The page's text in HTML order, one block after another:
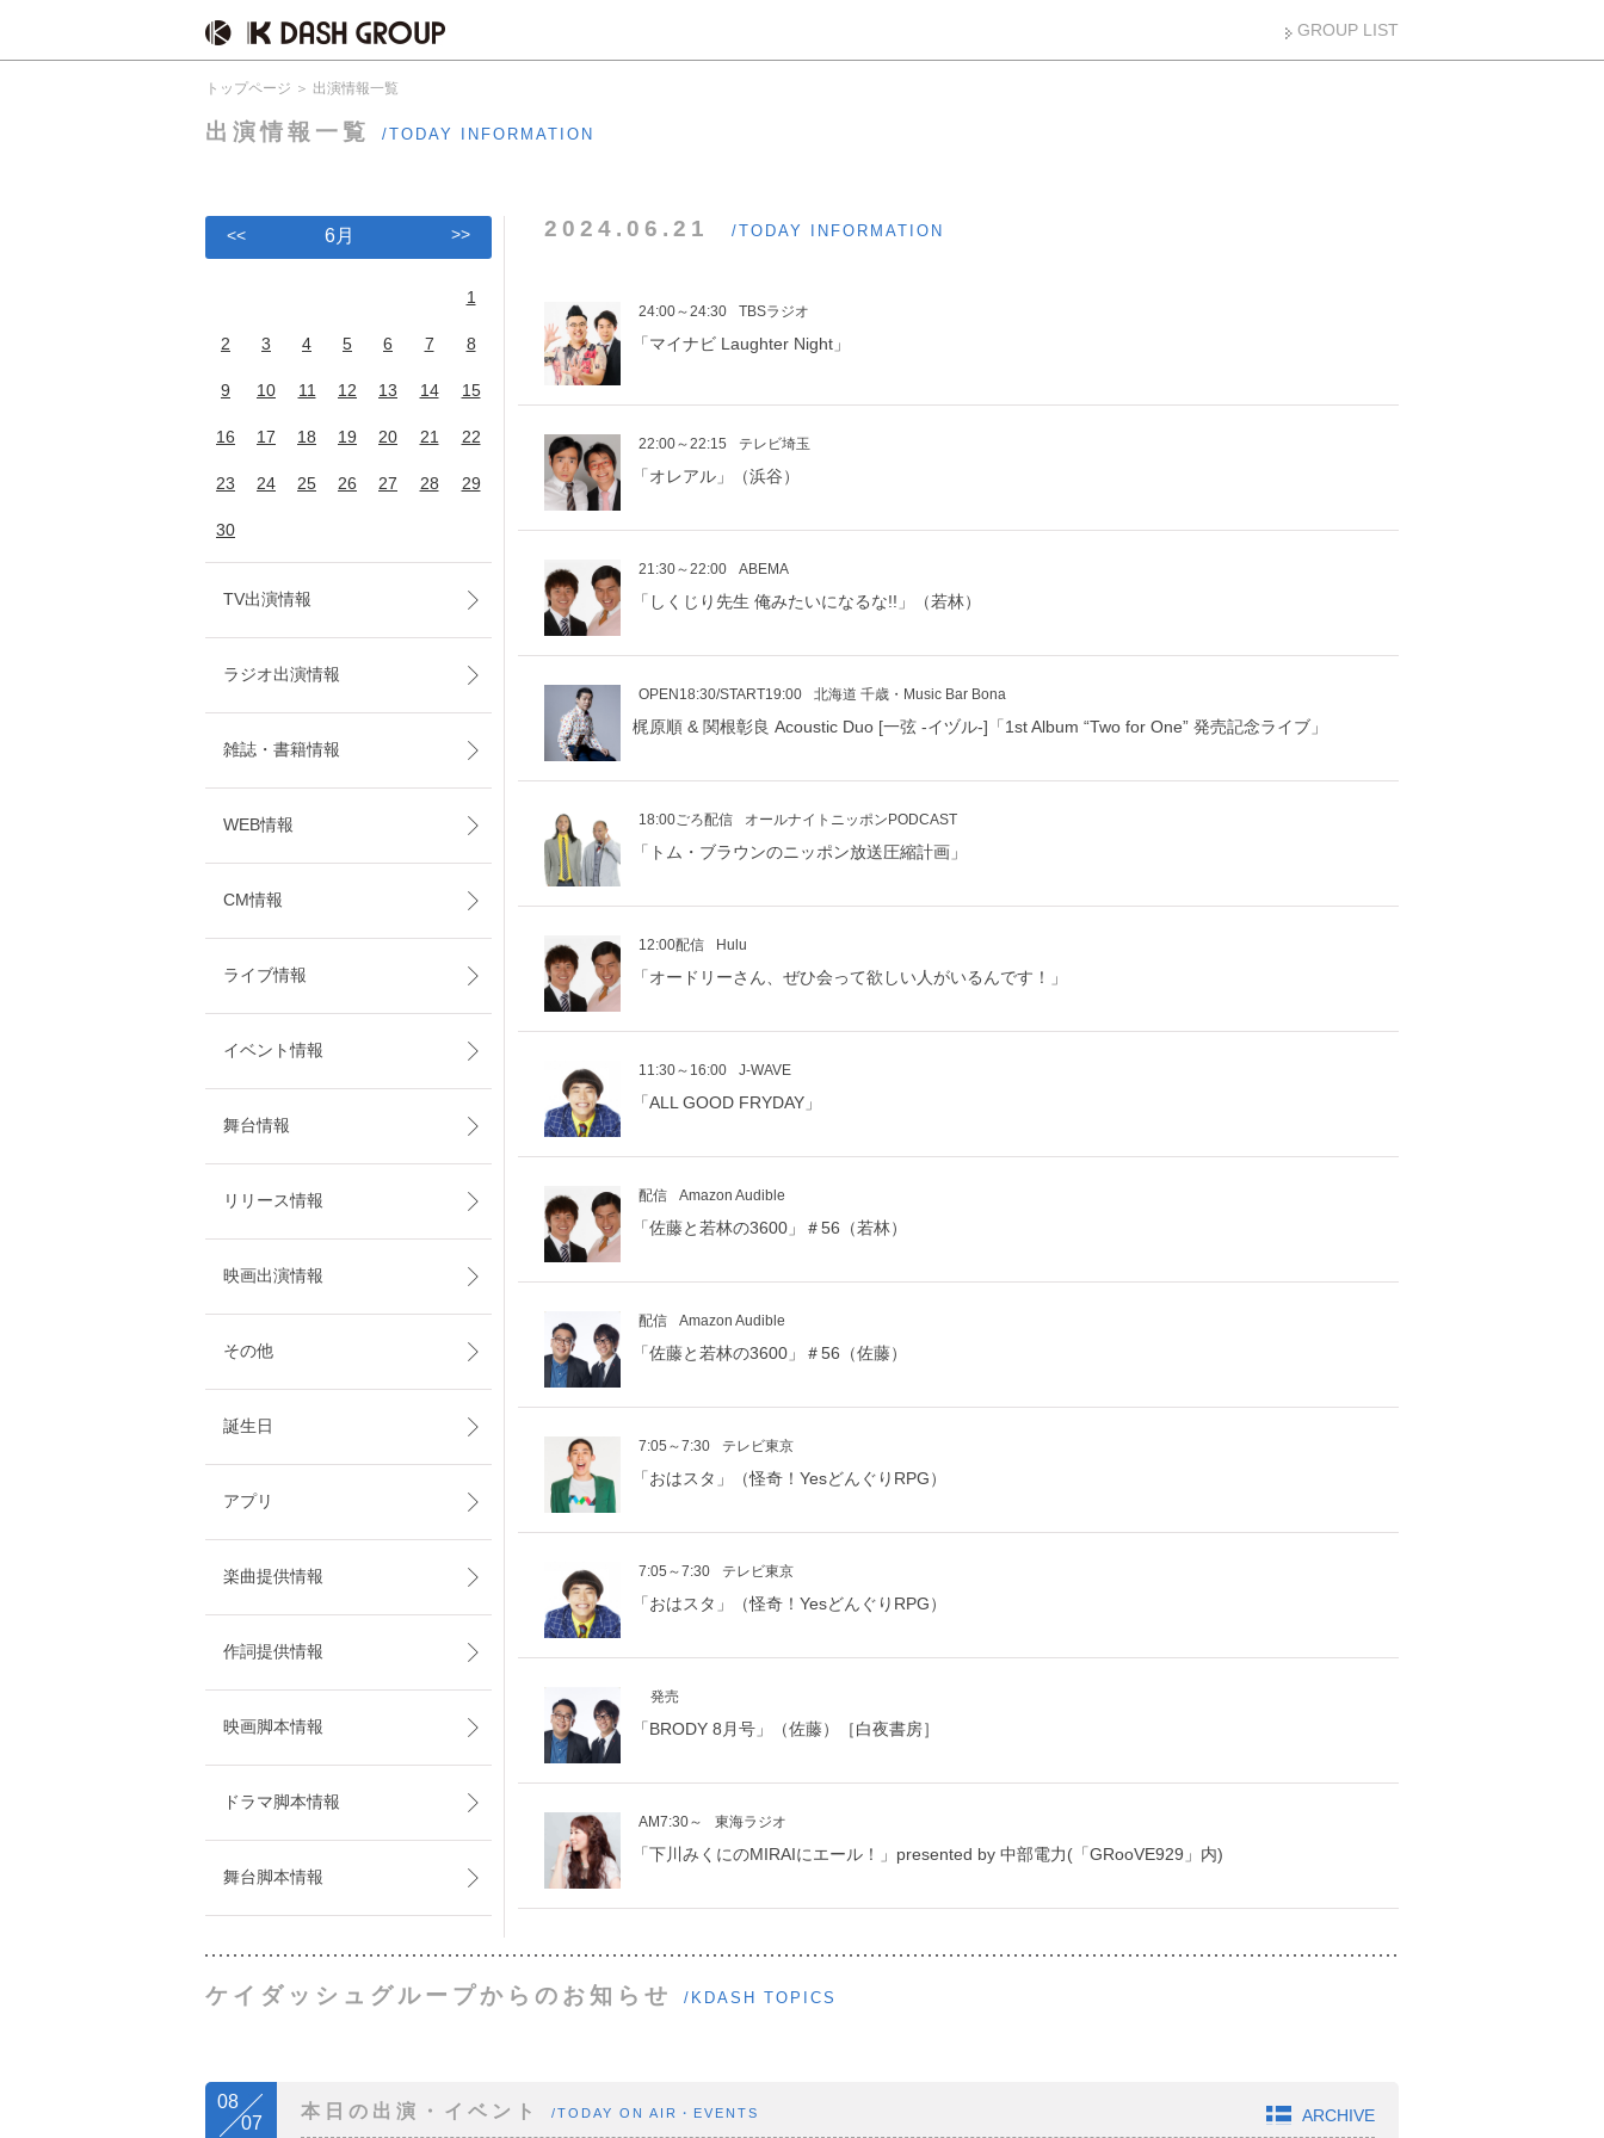
GROUP LIST
トップページ 出演情報一覧
出演情報一覧 /TODAY INFORMATION
2024.06.21 /TODAY INFORMATION
24:00～24:30 TBSラジオ
「マイナビ Laughter Night」
22:00～22:15 テレビ埼玉
「オレアル」（浜谷）
21:30～22:00 ABEMA
「しくじり先生 俺みたいになるな!!」（若林）
OPEN18:30/START19:00 北海道 千歳・Music Bar Bona
梶原順 & 関根彰良 Acoustic Duo [一弦 -イヅル-]「1st Album “Two for One” 発売記念ライブ」
18:00ごろ配信 オールナイトニッポンPODCAST
「トム・ブラウンのニッポン放送圧縮計画」
12:00配信 Hulu
「オードリーさん、ぜひ会って欲しい人がいるんです！」
11:30～16:00 J-WAVE
「ALL GOOD FRYDAY」
配信 Amazon Audible
「佐藤と若林の3600」＃56（若林）
配信 Amazon Audible
「佐藤と若林の3600」＃56（佐藤）
7:05～7:30 テレビ東京
「おはスタ」（怪奇！YesどんぐりRPG）
7:05～7:30 テレビ東京
「おはスタ」（怪奇！YesどんぐりRPG）
発売
「BRODY 8月号」（佐藤）［白夜書房］
AM7:30～ 東海ラジオ
「下川みくにのMIRAIにエール！」presented by 中部電力(「GRooVE929」内)
<< 6月 >>
1
2 3 4 5 6 7 8
9 10 11 12 13 14 15
16 17 18 19 20 21 22
23 24 25 26 27 28 29
30
TV出演情報
ラジオ出演情報
雑誌・書籍情報
WEB情報
CM情報
ライブ情報
イベント情報
舞台情報
リリース情報
映画出演情報
その他
誕生日
アプリ
楽曲提供情報
作詞提供情報
映画脚本情報
ドラマ脚本情報
舞台脚本情報
ケイダッシュグループからのお知らせ /KDASH TOPICS
08
07
本日の出演・イベント /TODAY ON AIR・EVENTS ARCHIVE